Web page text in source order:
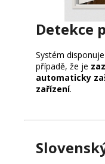
Detekce
Systém
případě, že je
automaticky
zařízení.